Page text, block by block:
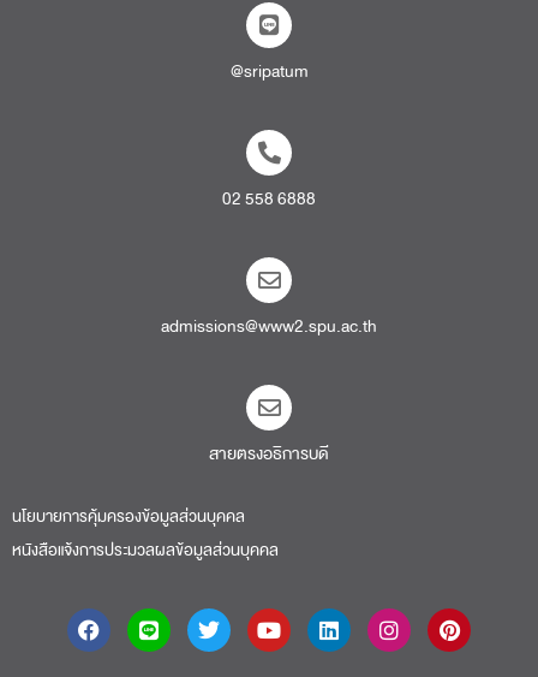
@sripatum
02 558 6888
admissions@www2.spu.ac.th
สายตรงอธิการบดี​
นโยบายการคุ้มครองข้อมูลส่วนบุคคล
หนังสือแจ้งการประมวลผลข้อมูลส่วนบุคคล